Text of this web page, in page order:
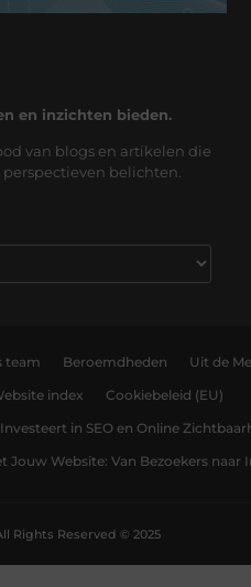
en inzichten bieden.
van blogs en artikelen die
belichten.
team Beroemdheden Uit de
index Cookiebeleid (EU)
in SEO en Online
Jouw Website: Van Bezoekers naar
Rights Reserved © 2025